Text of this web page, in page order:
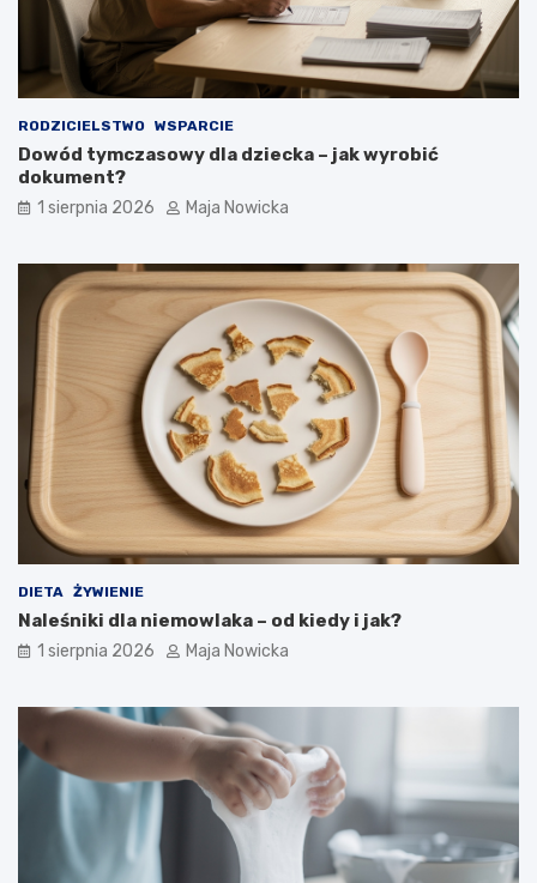
RODZICIELSTWO WSPARCIE
Dowód tymczasowy dla dziecka – jak wyrobić
dokument?
1 sierpnia 2026 Maja Nowicka
DIETA ŻYWIENIE
Naleśniki dla niemowlaka – od kiedy i jak?
1 sierpnia 2026 Maja Nowicka